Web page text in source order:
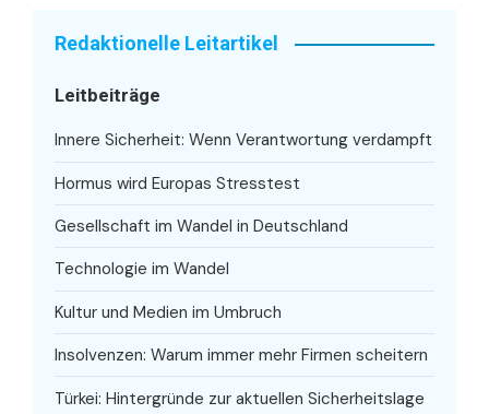
Redaktionelle Leitartikel
Leitbeiträge
Innere Sicherheit: Wenn Verantwortung verdampft
Hormus wird Europas Stresstest
Gesellschaft im Wandel in Deutschland
Technologie im Wandel
Kultur und Medien im Umbruch
Insolvenzen: Warum immer mehr Firmen scheitern
Türkei: Hintergründe zur aktuellen Sicherheitslage